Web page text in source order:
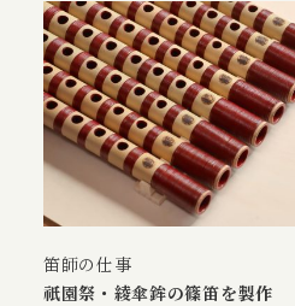
笛師の仕事
祇園祭・綾傘鉾の篠笛を製作